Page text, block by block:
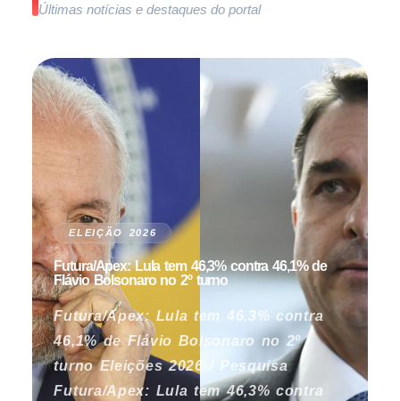
Últimas notícias e destaques do portal
ELEIÇÃO 2026
Futura/Apex: Lula tem 46,3% contra 46,1% de
Flávio Bolsonaro no 2º turno
Futura/Apex: Lula tem 46,3% contra
46,1% de Flávio Bolsonaro no 2º
turno Eleições 2026 / Pesquisa
Futura/Apex: Lula tem 46,3% contra